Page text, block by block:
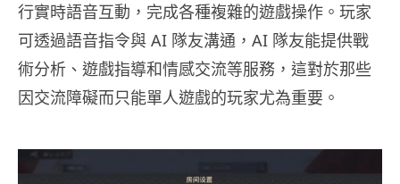
行實時語音互動，完成各種複雜的遊戲操作。玩家
可透過語音指令與 AI 隊友溝通，AI 隊友能提供戰
術分析、遊戲指導和情感交流等服務，這對於那些
因交流障礙而只能單人遊戲的玩家尤為重要。